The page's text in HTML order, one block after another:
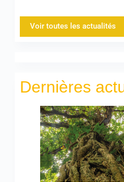
Voir toutes les actualités
Dernières